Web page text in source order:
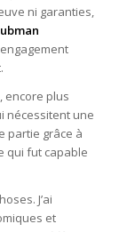
ni garanties,
encore plus
nécessitent une
partie grâce à
qui fut capable
J’ai
et